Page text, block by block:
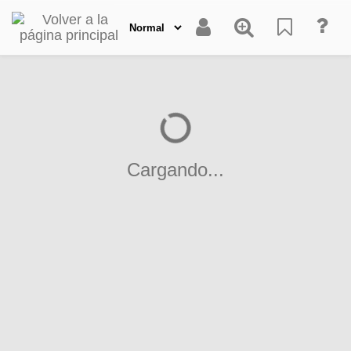
Cargando...